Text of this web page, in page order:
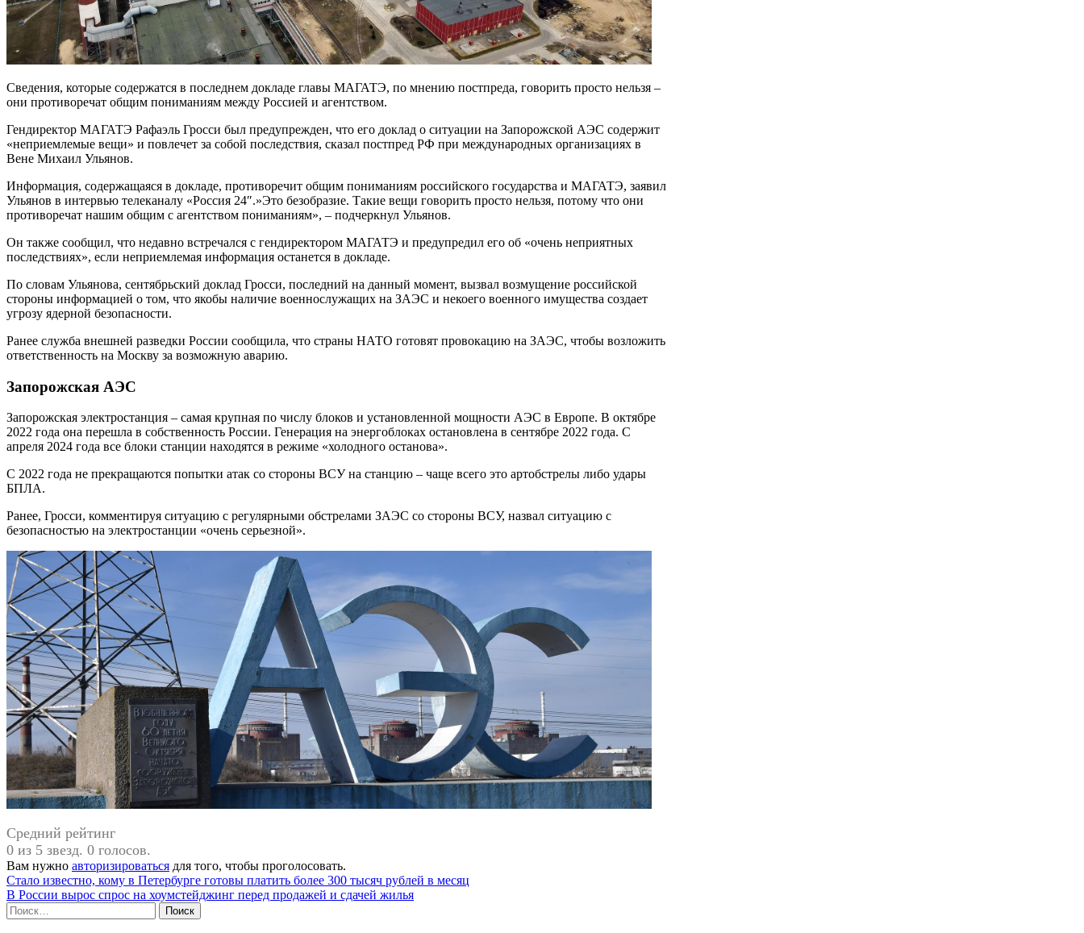
Сведения, которые содержатся в последнем докладе главы МАГАТЭ, по мнению постпреда, говорить просто нельзя –
они противоречат общим пониманиям между Россией и агентством.
Гендиректор МАГАТЭ Рафаэль Гросси был предупрежден, что его доклад о ситуации на Запорожской АЭС содержит
«неприемлемые вещи» и повлечет за собой последствия, сказал постпред РФ при международных организациях в
Вене Михаил Ульянов.
Информация, содержащаяся в докладе, противоречит общим пониманиям российского государства и МАГАТЭ, заявил
Ульянов в интервью телеканалу «Россия 24″.»Это безобразие. Такие вещи говорить просто нельзя, потому что они
противоречат нашим общим с агентством пониманиям», – подчеркнул Ульянов.
Он также сообщил, что недавно встречался с гендиректором МАГАТЭ и предупредил его об «очень неприятных
последствиях», если неприемлемая информация останется в докладе.
По словам Ульянова, сентябрьский доклад Гросси, последний на данный момент, вызвал возмущение российской
стороны информацией о том, что якобы наличие военнослужащих на ЗАЭС и некоего военного имущества создает
угрозу ядерной безопасности.
Ранее служба внешней разведки России сообщила, что страны НАТО готовят провокацию на ЗАЭС, чтобы возложить
ответственность на Москву за возможную аварию.
Запорожская АЭС
Запорожская электростанция – самая крупная по числу блоков и установленной мощности АЭС в Европе. В октябре
2022 года она перешла в собственность России. Генерация на энергоблоках остановлена в сентябре 2022 года. С
апреля 2024 года все блоки станции находятся в режиме «холодного останова».
С 2022 года не прекращаются попытки атак со стороны ВСУ на станцию – чаще всего это артобстрелы либо удары
БПЛА.
Ранее, Гросси, комментируя ситуацию с регулярными обстрелами ЗАЭС со стороны ВСУ, назвал ситуацию с
безопасностью на электростанции «очень серьезной».
Средний рейтинг
0 из 5 звезд. 0 голосов.
Вам нужно авторизироваться для того, чтобы проголосовать.
Навигация
по
Стало известно, кому в Петербурге готовы платить более 300 тысяч рублей в месяц
В России вырос спрос на хоумстейджинг перед продажей и сдачей жилья
Найти: